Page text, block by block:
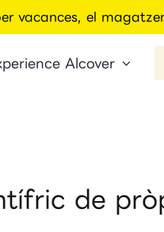
vacances, el
Alcover
de